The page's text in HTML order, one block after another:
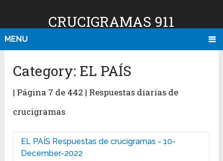
CRUCIGRAMAS 911
MENU
Category: EL PAÍS
| Página 7 de 442 | Respuestas diarias de
crucigramas
EL PAÍS Respuestas de crucigramas - 10-
December-2022